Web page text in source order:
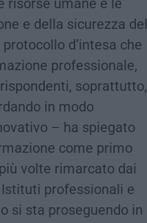
risorse umane e le
e della sicurezza del
d’intesa che
professionale,
soprattutto,
in modo
– ha spiegato
come primo
volte rimarcato dai
professionali e
si sta proseguendo in